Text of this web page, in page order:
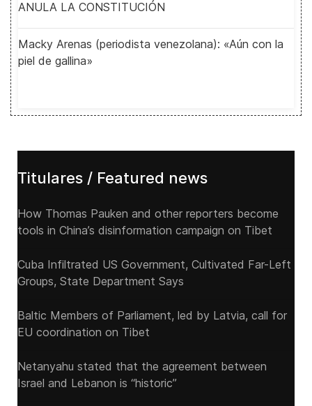
ANULA LA CONSTITUCIÓN
Macky Arenas (periodista venezolana): «Aún con la
piel de gallina»
Titulares / Featured news
How Thomas Pauken and other reporters become
tools in China’s disinformation campaign on Tibet
Cuba Infiltrated US Government, Cultivated Far-Left
Groups, State Department Says
Baltic Members of Parliament, led by Latvia, call for
EU coordination on Tibet
Netanyahu stated that the agreement between
Israel and Lebanon is “historic”